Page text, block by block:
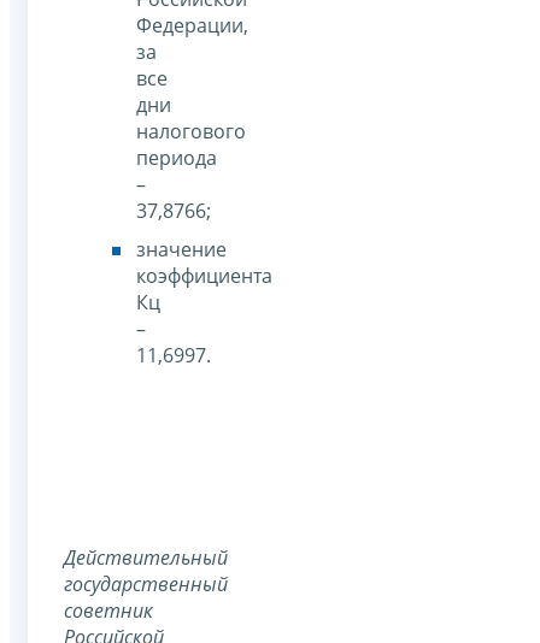
Федерации,
за
все
дни
налогового
периода
–
37,8766;
значение
коэффициента
Кц
–
11,6997.
Действительный
государственный
советник
Российской